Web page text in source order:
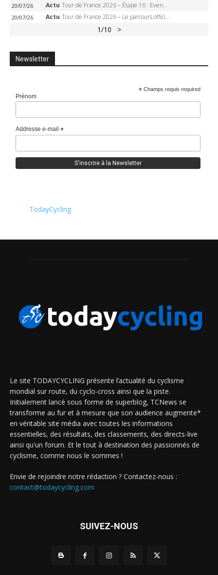
20/07/26 Actu Tour de France 2026 – Étape 16 : Evenepoel, Pogacar, Ganna… qui domptera le chrono d’Évian pour redessiner le podium ?
20/07/26 Actu Tour de France 2026 – Le parcours officiel complet : 21 étapes, profils, carte et dates
1/10 >
Newsletter
* Champs requis required
Prénom
Addresse e-mail*
TodayCycling
Le site TODAYCYCLING présente l’actualité du cyclisme
mondial sur route, du cyclo-cross ainsi que la piste.
Initialement lancé sous forme de superblog, TCNews se
transforme au fur et à mesure que son audience augmente*
en véritable site média avec toutes les informations
essentielles, des résultats, des classements, des directs-live
ainsi qu'un forum. Et le tout à destination des passionnés de
cyclisme, comme nous le sommes !
Envie de rejoindre notre rédaction ? Contactez-nous :
contact@todaycycling.com
SUIVEZ-NOUS